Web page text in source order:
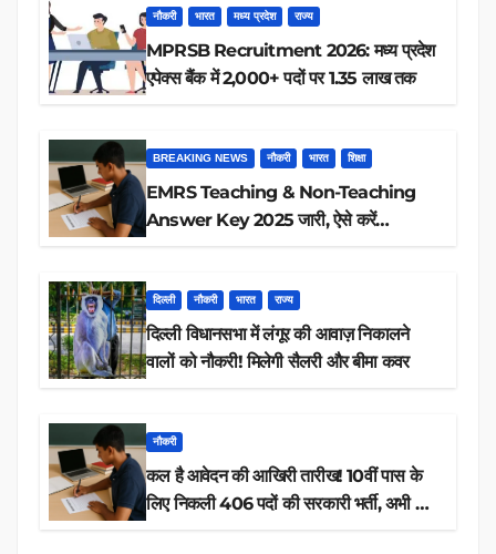
नौकरी भारत मध्य प्रदेश राज्य
MPRSB Recruitment 2026: मध्य प्रदेश
एपेक्स बैंक में 2,000+ पदों पर 1.35 लाख तक
BREAKING NEWS नौकरी भारत शिक्षा
EMRS Teaching & Non-Teaching
Answer Key 2025 जारी, ऐसे करें
दिल्ली नौकरी भारत राज्य
दिल्ली विधानसभा में लंगूर की आवाज़ निकालने
वालों को नौकरी! मिलेगी सैलरी और बीमा कवर
नौकरी
कल है आवेदन की आखिरी तारीख! 10वीं पास के
लिए निकली 406 पदों की सरकारी भर्ती, अभी करें